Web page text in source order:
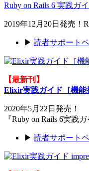
Ruby on Rails 6 実践ガ
2019年12月20日発売！
▶ 読者サポート
【最新刊】
Elixir実践ガイド［機能
2020年5月22日発売！
『Ruby on Rails 6実践
▶ 読者サポート